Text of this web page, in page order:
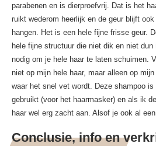
parabenen en is dierproefvrij. Dat is het
ruikt wederom heerlijk en de geur blijft
hangen. Het is een hele fijne frisse geur.
hele fijne structuur die niet dik en niet
nodig om je hele haar te laten schuimen.
niet op mijn hele haar, maar alleen op
waar het snel vet wordt. Deze shampoo
gebruikt (voor het haarmasker) en als ik
haar wel erg zacht aan. Alsof je ook al
Conclusie, info en